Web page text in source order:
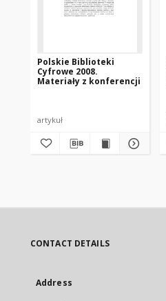
Polskie Biblioteki
Cyfrowe 2008.
Materiały z konferencji
artykuł
CONTACT DETAILS
Address